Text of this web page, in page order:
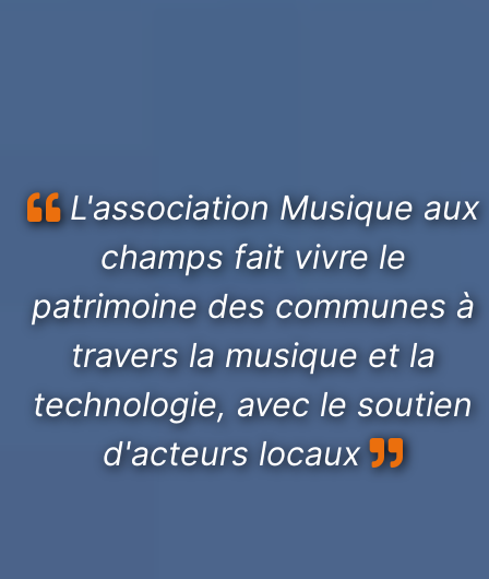
L'association Musique aux
champs fait vivre le
patrimoine des communes à
travers la musique et la
technologie, avec le soutien
d'acteurs locaux